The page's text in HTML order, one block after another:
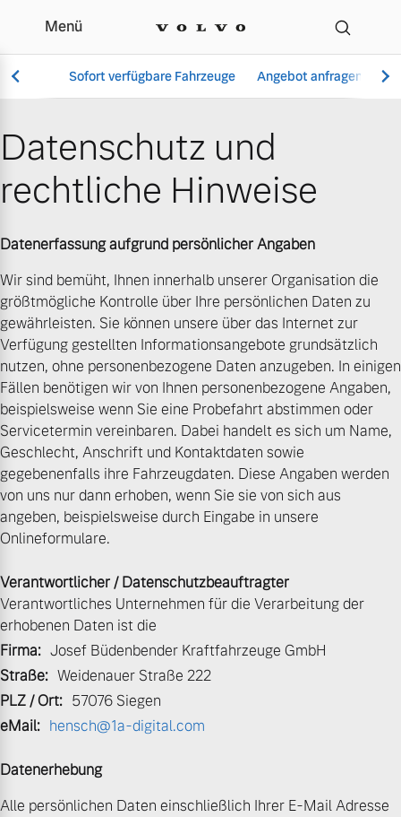
Datenschutz | Josef
Menü
Sofort verfügbare Fahrzeuge Angebot anfragen
Vollelektrisch
6 Modelle
Plug-in Hybrid
3 Modelle
Mild-Hybrid
4 Modelle
Geschäftskunden
Editionsmodelle
Konnektivität
Aktuelle Angebote
Geschäftskunden
Gebrauchtwagen
Aktuelle Zubehörangebote
Zubehörkatalog
Service by Volvo
Volvo Winter- und
direkt an.
Über uns
Unser Team
Kontakt und Anfahrt
Unsere News & Events
Datenschutz und
rechtliche Hinweise
Datenerfassung aufgrund persönlicher Angaben
Wir sind bemüht, Ihnen innerhalb unserer Organisation die
größtmögliche Kontrolle über Ihre persönlichen Daten zu
gewährleisten. Sie können unsere über das Internet zur
Verfügung gestellten Informationsangebote grundsätzlich
nutzen, ohne personenbezogene Daten anzugeben. In einigen
Fällen benötigen wir von Ihnen personenbezogene Angaben,
beispielsweise wenn Sie eine Probefahrt abstimmen oder
Servicetermin vereinbaren. Dabei handelt es sich um Name,
Geschlecht, Anschrift und Kontaktdaten sowie
gegebenenfalls ihre Fahrzeugdaten. Diese Angaben werden
von uns nur dann erhoben, wenn Sie sie von sich aus
angeben, beispielsweise durch Eingabe in unsere
Onlineformulare.
Verantwortlicher / Datenschutzbeauftragter
Verantwortliches Unternehmen für die Verarbeitung der
erhobenen Daten ist die
Firma: Josef Büdenbender Kraftfahrzeuge GmbH
Straße: Weidenauer Straße 222
PLZ / Ort: 57076 Siegen
eMail: hensch@1a-digital.com
Datenerhebung
Alle persönlichen Daten einschließlich Ihrer E-Mail Adresse